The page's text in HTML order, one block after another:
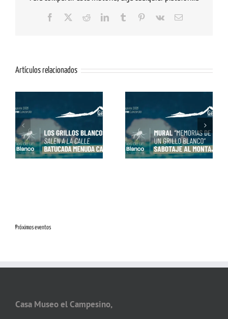
Facebook RedditLinkedInTumblr Pinterest
Vk
Correo
Artículos relacionados
Mural «Memorias de
un Grillo Blanco» con
Matías Mata
Conviértete en Grillo
Blanco con Alex Dorta
Próximos eventos
Casa Museo el Campesino,